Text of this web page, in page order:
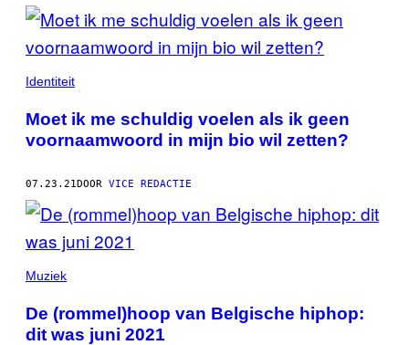
Identiteit
Moet ik me schuldig voelen als ik geen
voornaamwoord in mijn bio wil zetten?
07.23.21DOOR VICE REDACTIE
Muziek
De (rommel)hoop van Belgische hiphop:
dit was juni 2021